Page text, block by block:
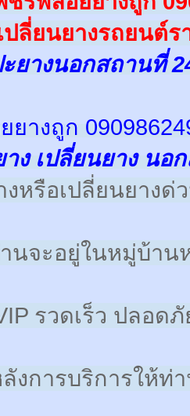
ปลี่ยนยางรถยนต์
ะยางนอกสถานที่
ยางถูก
ง เปลี่ยนยาง นอ
งหรือเปลี่ยนยาง
นจะอยู่ในหมู่บ้า
รวดเร็ว ปลอด
งการบริการให้ท่